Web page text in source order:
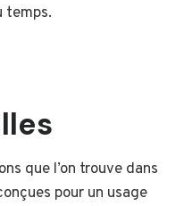
temps.
que l’on trouve dans
pour un usage